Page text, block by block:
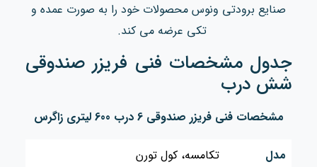
صنایع برودتی ونوس محصولات خود را به صورت عمده و
تکی عرضه می کند.
جدول مشخصات فنی فریزر صندوقی
شش درب
مشخصات فنی فریزر صندوقی 6 درب 600 لیتری زاگرس
مدل
تکامسه، کول تورن